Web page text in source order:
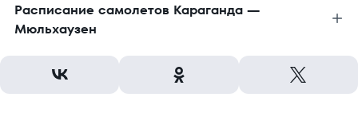
Расписание самолетов Караганда —
Мюльхаузен